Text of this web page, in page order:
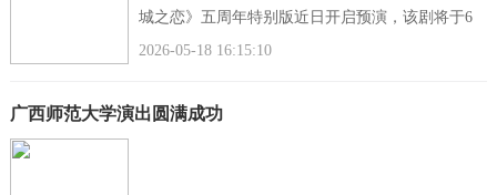
城之恋》五周年特别版近日开启预演，该剧将于6
月12日至14日登台北京艺术中心。这轮演出最令人
2026-05-18 16:15:10
广西师范大学演出圆满成功